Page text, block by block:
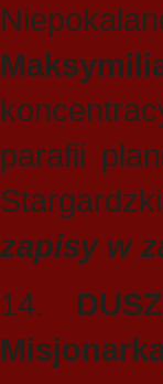
parafii
zapisy w
14.